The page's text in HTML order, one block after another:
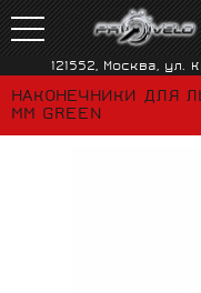
121552, Москва, ул.
НАКОНЕЧНИКИ ДЛЯ
MM GREEN